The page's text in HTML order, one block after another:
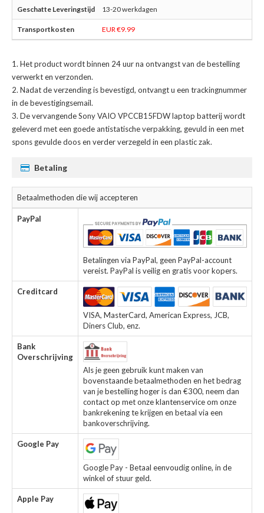
13-20 werkdagen
EUR €9.99
Het product wordt binnen 24 uur na ontvangst van de bestelling
verwerkt en verzonden.
Nadat de verzending is bevestigd, ontvangt u een trackingnummer
in de bevestigingsemail.
Devervangende Sony VAIO VPCCB15FDW laptop batterijwordt
geleverd met een goede antistatische verpakking, gevuld in een met
spons gevulde doos en verder verzegeld in een plastic zak.
Betaling
Betaalmethoden die wij accepteren
PayPal
Betalingen via PayPal, geen PayPal-account
vereist. PayPal is veilig en gratis voor kopers.
Creditcard
VISA, MasterCard, American Express, JCB,
Diners Club, enz.
Bank
Overschrijving
Als je geen gebruik kunt maken van
bovenstaande betaalmethoden en het bedrag
van je bestelling hoger is dan €300, neem dan
contact op met onze klantenservice om onze
bankrekening te krijgen en betaal via een
bankoverschrijving.
Google Pay
Google Pay - Betaal eenvoudig online, in de
winkel of stuur geld.
Apple Pay